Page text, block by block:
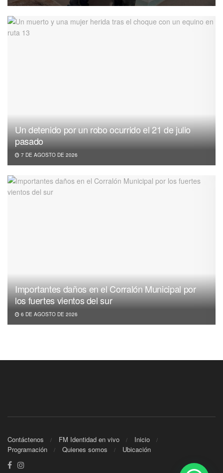
Un detenido por un robo ocurrido el 21 de julio
pasado
7 DE AGOSTO DE 2026
Importantes daños en el Corralón Municipal por
los fuertes vientos del sur
6 DE AGOSTO DE 2026
Contáctenos FM Identidad en vivo
Inicio
Programación
Quienes somos Ubicación